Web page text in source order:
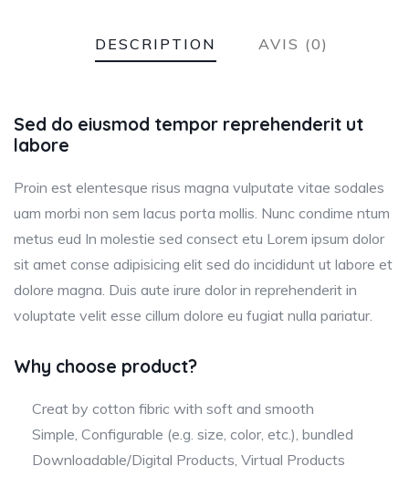
DESCRIPTION AVIS (0)
Sed do eiusmod tempor reprehenderit ut
labore
Proin est elentesque risus magna vulputate vitae sodales
uam morbi non sem lacus porta mollis. Nunc condime ntum
metus eud In molestie sed consect etu Lorem ipsum dolor
sit amet conse adipisicing elit sed do incididunt ut labore et
dolore magna. Duis aute irure dolor in reprehenderit in
voluptate velit esse cillum dolore eu fugiat nulla pariatur.
Why choose product?
Creat by cotton fibric with soft and smooth
Simple, Configurable (e.g. size, color, etc.), bundled
Downloadable/Digital Products, Virtual Products